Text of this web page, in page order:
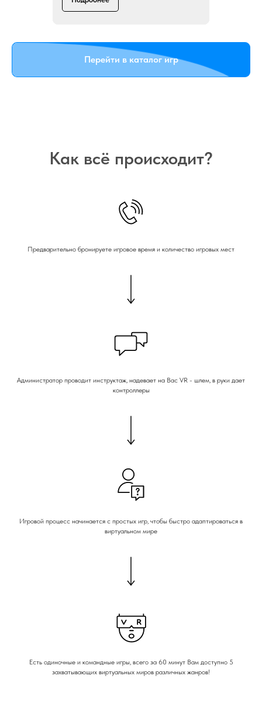
Перейти в каталог игр
Как всё происходит?
Предварительно бронируете игровое время и количество игровых мест
Администратор проводит инструктаж, надевает на Вас VR - шлем, в руки дает
контроллеры
Игровой процесс начинается с простых игр, чтобы быстро адаптироваться в
виртуальном мире
Есть одиночные и командные игры, всего за 60 минут Вам доступно 5
захватывающих виртуальных миров различных жанров!